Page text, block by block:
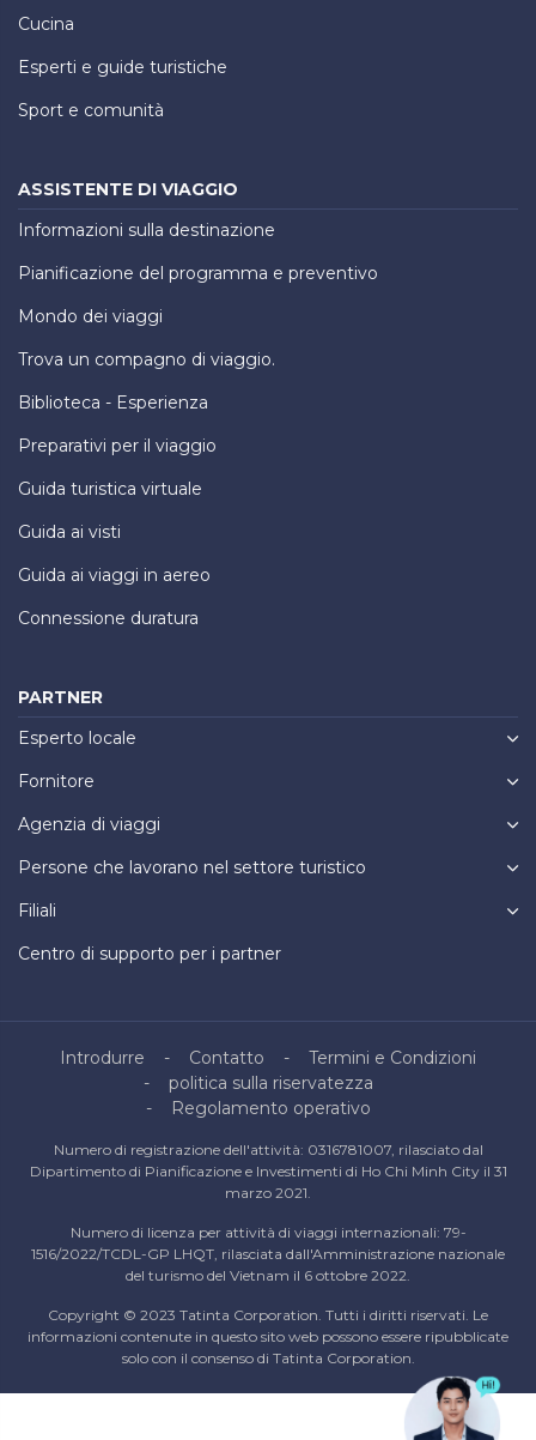
Cucina
Esperti e guide turistiche
Sport e comunità
ASSISTENTE DI VIAGGIO
Informazioni sulla destinazione
Pianificazione del programma e preventivo
Mondo dei viaggi
Trova un compagno di viaggio.
Biblioteca - Esperienza
Preparativi per il viaggio
Guida turistica virtuale
Guida ai visti
Guida ai viaggi in aereo
Connessione duratura
PARTNER
Esperto locale
Fornitore
Agenzia di viaggi
Persone che lavorano nel settore turistico
Filiali
Centro di supporto per i partner
Introdurre Contatto
Termini e Condizioni
politica sulla riservatezza
Regolamento operativo
Numero di registrazione dell'attività: 0316781007, rilasciato dal
Dipartimento di Pianificazione e Investimenti di Ho Chi Minh City il 31
marzo 2021.
Numero di licenza per attività di viaggi internazionali: 79-
1516/2022/TCDL-GP LHQT, rilasciata dall'Amministrazione nazionale
del turismo del Vietnam il 6 ottobre 2022.
Copyright © 2023 Tatinta Corporation. Tutti i diritti riservati. Le
informazioni contenute in questo sito web possono essere ripubblicate
solo con il consenso di Tatinta Corporation.